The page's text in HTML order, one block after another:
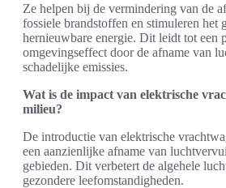
Ze helpen bij de vermindering van de
fossiele brandstoffen en stimuleren het
hernieuwbare energie. Dit leidt tot een
omgevingseffect door de afname van
schadelijke emissies.
Wat is de impact van elektrische
milieu?
De introductie van elektrische
een aanzienlijke afname van
gebieden. Dit verbetert de algehele
gezondere leefomstandigheden.